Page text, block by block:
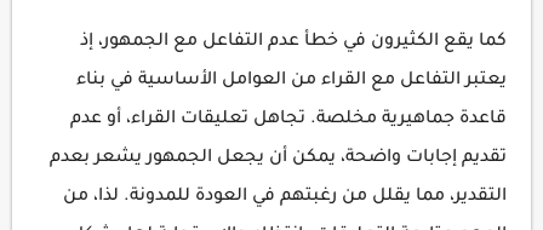
كما يقع الكثيرون في خطأ عدم التفاعل مع الجمهور، إذ
يعتبر التفاعل مع القراء من العوامل الأساسية في بناء
قاعدة جماهيرية مخلصة. تجاهل تعليقات القراء، أو عدم
تقديم إجابات واضحة، يمكن أن يجعل الجمهور يشعر بعدم
التقدير، مما يقلل من رغبتهم في العودة للمدونة. لذا، من